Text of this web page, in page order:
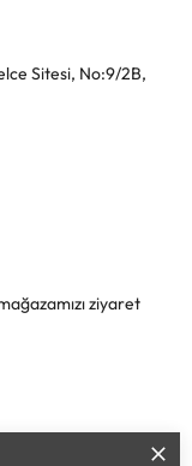
Sitesi, No:9/2B,
ziyaret